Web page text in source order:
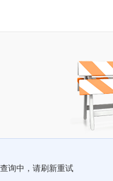
询中，请刷新重试